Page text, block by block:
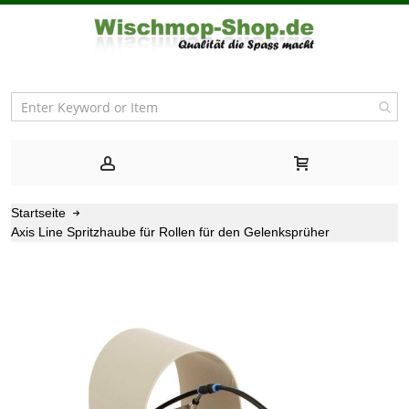
Startseite
Axis Line Spritzhaube für Rollen für den Gelenksprüher